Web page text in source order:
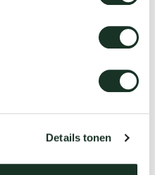
Details tonen